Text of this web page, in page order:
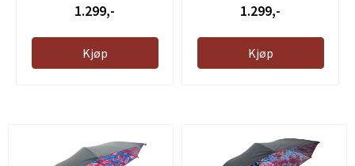
1.299,-
Kjøp
1.299,-
Kjøp